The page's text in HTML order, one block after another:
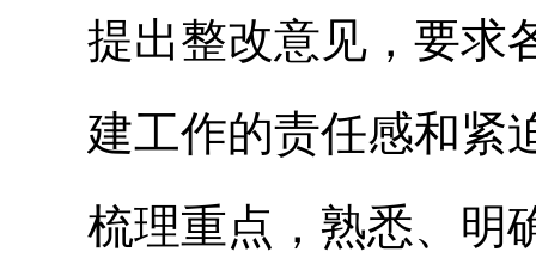
提出整改意见，要求
建工作的责任感和紧
梳理重点，熟悉、明